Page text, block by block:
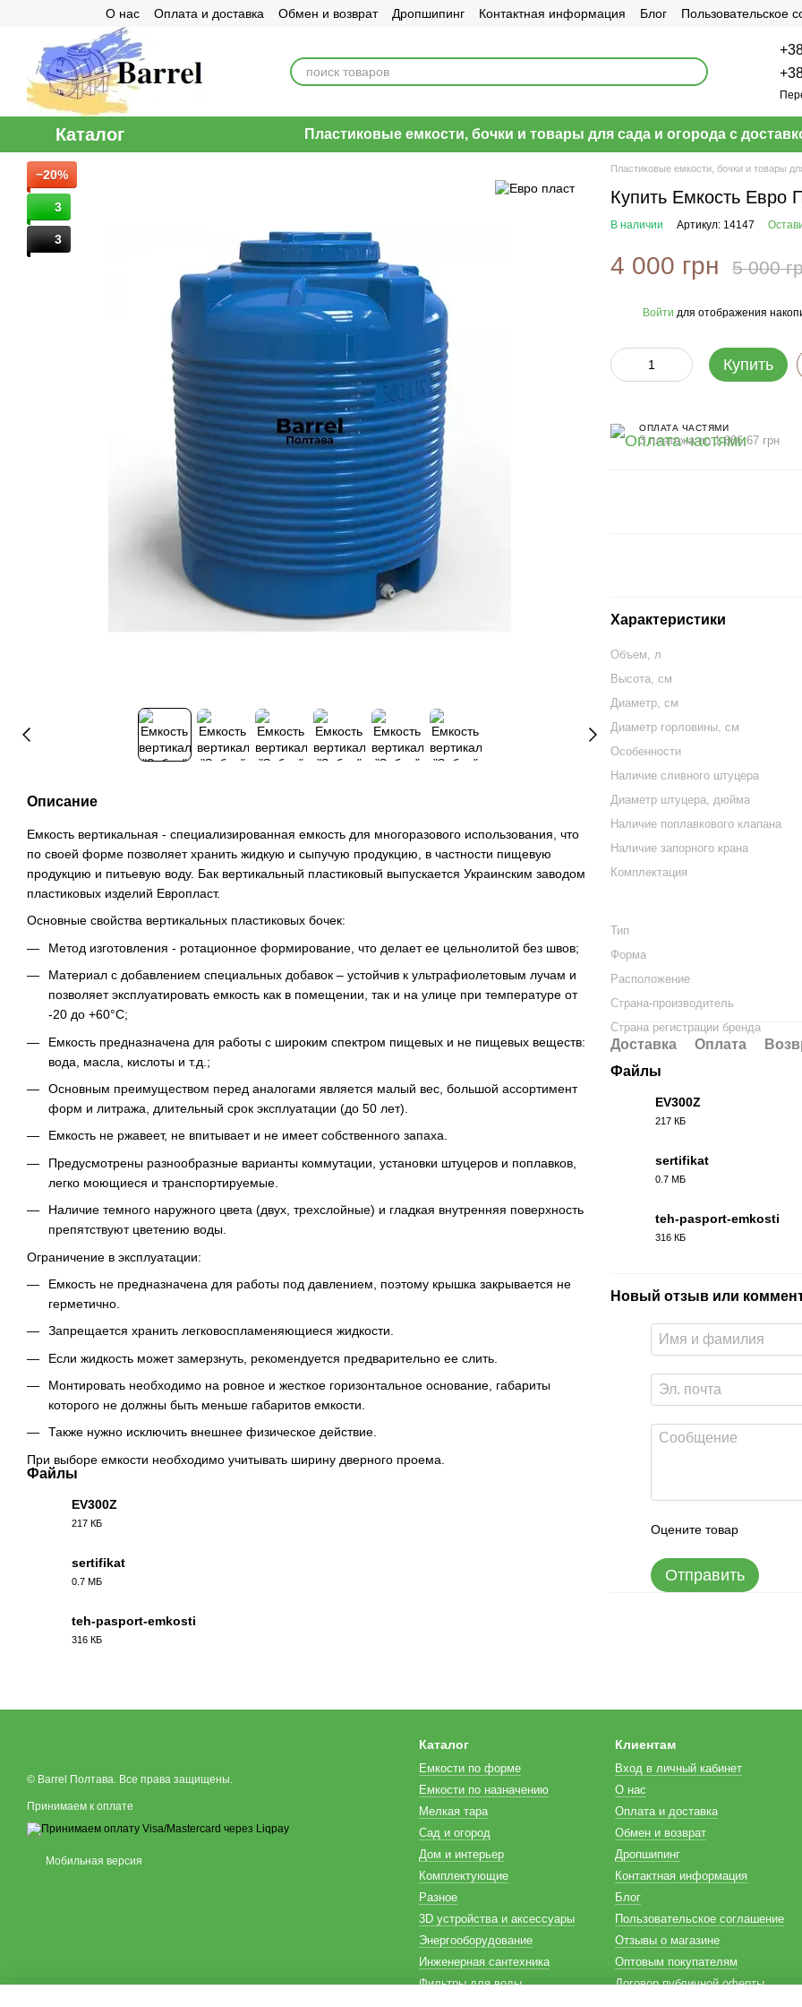
Перейти к основному контенту
О нас Оплата и доставка Обмен и возврат Дропшипинг Контактная информация Блог Пользовательское
Договор публичной оферты
Каталог Пластиковые емкости, бочки и товары для сада и огорода с
−20%
3
3
Описание
Емкость вертикальная - специализированная емкость для многоразового использования, что
по своей форме позволяет хранить жидкую и сыпучую продукцию, в частности пищевую
продукцию и питьевую воду. Бак вертикальный пластиковый выпускается Украинским заводом
пластиковых изделий Европласт.
Основные свойства вертикальных пластиковых бочек:
Метод изготовления - ротационное формирование, что делает ее цельнолитой без швов;
Материал с добавлением специальных добавок – устойчив к ультрафиолетовым лучам и
позволяет эксплуатировать емкость как в помещении, так и на улице при температуре от
-20 до +60°C;
Емкость предназначена для работы с широким спектром пищевых и не пищевых веществ:
вода, масла, кислоты и т.д.;
Основным преимуществом перед аналогами является малый вес, большой ассортимент
форм и литража, длительный срок эксплуатации (до 50 лет).
Емкость не ржавеет, не впитывает и не имеет собственного запаха.
Предусмотрены разнообразные варианты коммутации, установки штуцеров и поплавков,
легко моющиеся и транспортируемые.
Наличие темного наружного цвета (двух, трехслойные) и гладкая внутренняя поверхность
препятствуют цветению воды.
Ограничение в эксплуатации:
Емкость не предназначена для работы под давлением, поэтому крышка закрывается не
герметично.
Запрещается хранить легковоспламеняющиеся жидкости.
Если жидкость может замерзнуть, рекомендуется предварительно ее слить.
Монтировать необходимо на ровное и жесткое горизонтальное основание, габариты
которого не должны быть меньше габаритов емкости.
Также нужно исключить внешнее физическое действие.
При выборе емкости необходимо учитывать ширину дверного проема.
Файлы
EV300Z
217 КБ
sertifikat
0.7 МБ
teh-pasport-emkosti
316 КБ
Пластиковые емкости, бочки и товары
Купить Емкость Евро
В наличии Артикул: 14147
4 000 грн 5 000
Войти для отображения
Купить
ОПЛАТА ЧАСТЯМИ
3 платежа по 1 666.67 грн
Характеристики
Объем, л
Высота, см
Диаметр, см
Диаметр горловины, см
Особенности
Наличие сливного штуцера
Диаметр штуцера, дюйма
Наличие поплавкового клапана
Наличие запорного крана
Комплектация
Тип
Форма
Расположение
Страна-производитель
Страна регистрации бренда
Доставка Оплата
Файлы
EV300Z
217 КБ
sertifikat
0.7 МБ
teh-pasport-emkosti
316 КБ
Новый отзыв или
Оцените товар
Отправить
© Barrel Полтава. Все права защищены.
Принимаем к оплате
Мобильная версия
Каталог
Емкости по форме
Емкости по назначению
Мелкая тара
Сад и огород
Дом и интерьер
Комплектующие
Разное
3D устройства и аксессуары
Энергооборудование
Инженерная сантехника
Фильтры для воды
Клиентам
Вход в личный кабинет
О нас
Оплата и доставка
Обмен и возврат
Дропшипинг
Контактная информация
Блог
Пользовательское соглашение
Отзывы о магазине
Оптовым покупателям
Договор публичной оферты